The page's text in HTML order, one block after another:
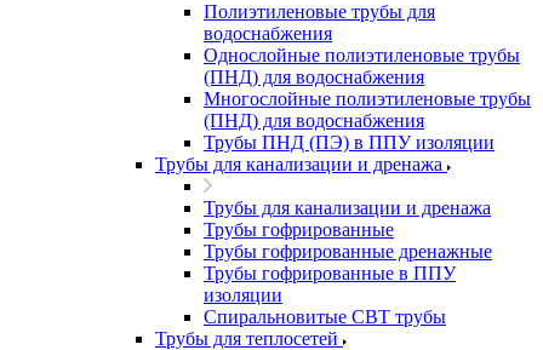
Полиэтиленовые трубы для
водоснабжения
Однослойные полиэтиленовые трубы
(ПНД) для водоснабжения
Многослойные полиэтиленовые трубы
(ПНД) для водоснабжения
Трубы ПНД (ПЭ) в ППУ изоляции
Трубы для канализации и дренажа
Трубы для канализации и дренажа
Трубы гофрированные
Трубы гофрированные дренажные
Трубы гофрированные в ППУ
изоляции
Спиральновитые СВТ трубы
Трубы для теплосетей